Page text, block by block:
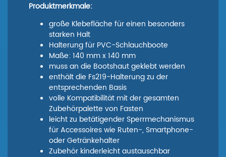
Produktmerkmale:
große Klebefläche für einen besonders
starken Halt
Halterung für PVC-Schlauchboote
Maße: 140 mm x 140 mm
muss an die Bootshaut geklebt werden
enthält die Fs219-Halterung zu der
entsprechenden Basis
volle Kompatibilität mit der gesamten
Zubehörpalette von Fasten
leicht zu betätigender Sperrmechanismus
für Accessoires wie Ruten-, Smartphone-
oder Getränkehalter
Zubehör kinderleicht austauschbar